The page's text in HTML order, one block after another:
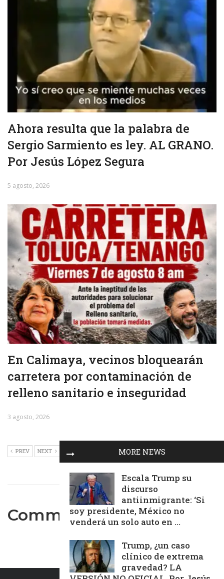
Ahora resulta que la palabra de
Sergio Sarmiento es ley. AL GRANO.
Por Jesús López Segura
5 agosto, 2026
En Calimaya, vecinos bloquearán
carretera por contaminación de
relleno sanitario e inseguridad
3 agosto, 2026
PREV NEXT
Comments are closed.
MORE NEWS
Escala Trump su
discurso
antiinmigrante: ‘Si
soy presidente, México no
venderá un solo auto en ...
Trump, ¿un caso
clínico de extrema
gravedad? LA